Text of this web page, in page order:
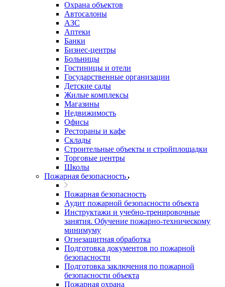
Охрана объектов
Автосалоны
АЗС
Аптеки
Банки
Бизнес-центры
Больницы
Гостиницы и отели
Государственные организации
Детские сады
Жилые комплексы
Магазины
Недвижимость
Офисы
Рестораны и кафе
Склады
Строительные объекты и стройплощадки
Торговые центры
Школы
Пожарная безопасность
Пожарная безопасность
Аудит пожарной безопасности объекта
Инструктажи и учебно-тренировочные
занятия. Обучение пожарно-техническому
минимуму
Огнезащитная обработка
Подготовка документов по пожарной
безопасности
Подготовка заключения по пожарной
безопасности объекта
Пожарная охрана